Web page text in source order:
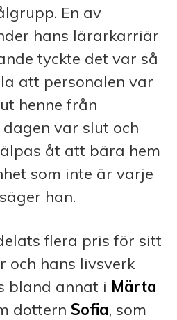
En av
hans lärarkarriär
tyckte det var så
att personalen var
henne från
var slut och
åt att bära hem
som inte är varje
han.
flera pris för sitt
och hans livsverk
bland annat i Märta
dottern Sofia, som